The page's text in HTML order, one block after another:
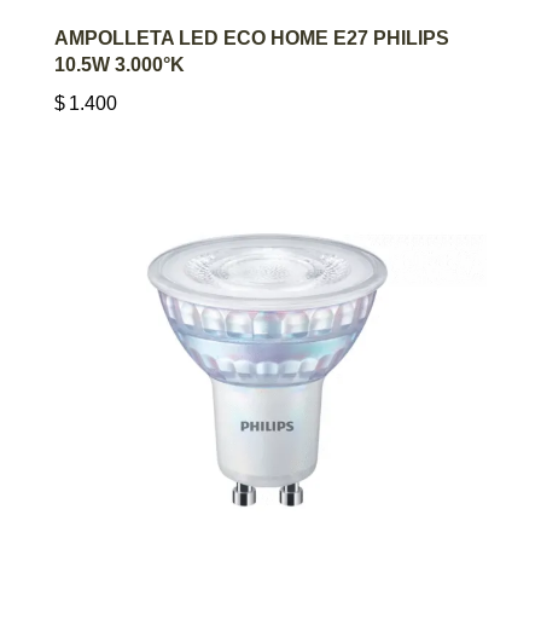
AGREGAR AL CARRITO
AMPOLLETA LED ECO HOME E27 PHILIPS
10.5W 3.000°K
$ 1.400